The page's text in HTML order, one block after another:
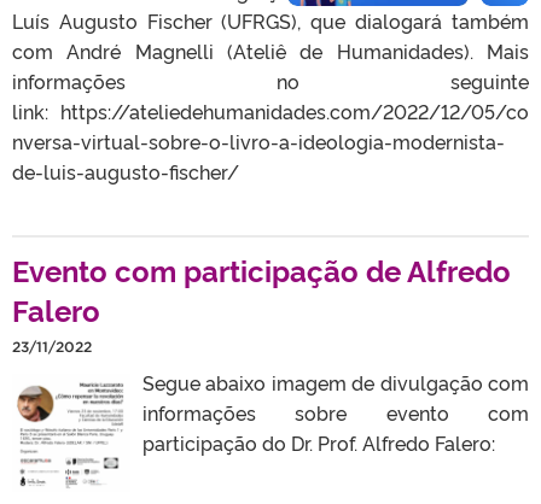
Luís Augusto Fischer (UFRGS), que dialogará também
com André Magnelli (Ateliê de Humanidades). Mais
informações no seguinte
link: https://ateliedehumanidades.com/2022/12/05/co
nversa-virtual-sobre-o-livro-a-ideologia-modernista-
de-luis-augusto-fischer/
Evento com participação de Alfredo
Falero
23/11/2022
Segue abaixo imagem de divulgação com
informações sobre evento com
participação do Dr. Prof. Alfredo Falero: